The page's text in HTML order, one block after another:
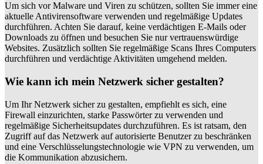
Um sich vor Malware und Viren zu schützen, sollten Sie immer eine
aktuelle Antivirensoftware verwenden und regelmäßige Updates
durchführen. Achten Sie darauf, keine verdächtigen E-Mails oder
Downloads zu öffnen und besuchen Sie nur vertrauenswürdige
Websites. Zusätzlich sollten Sie regelmäßige Scans Ihres Computers
durchführen und verdächtige Aktivitäten umgehend melden.
Wie kann ich mein Netzwerk sicher gestalten?
Um Ihr Netzwerk sicher zu gestalten, empfiehlt es sich, eine
Firewall einzurichten, starke Passwörter zu verwenden und
regelmäßige Sicherheitsupdates durchzuführen. Es ist ratsam, den
Zugriff auf das Netzwerk auf autorisierte Benutzer zu beschränken
und eine Verschlüsselungstechnologie wie VPN zu verwenden, um
die Kommunikation abzusichern.